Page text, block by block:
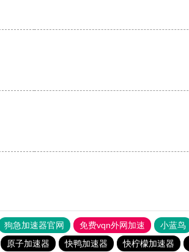
狗急加速器官网 免费vqn外网加速 小蓝鸟
原子加速器 快鸭加速器 快柠檬加速器